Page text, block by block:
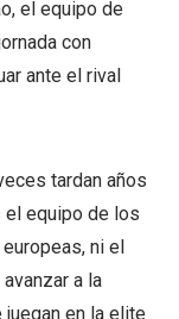
el equipo de
con
ante el rival
tardan años
el equipo de los
ni el
a la
en la elite